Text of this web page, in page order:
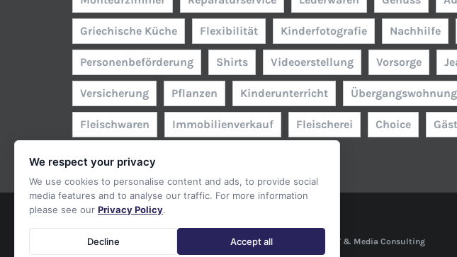
Griechische Küche Flexibilität Kinderfotografie Nachhilfe
Personenbeförderung Shirts Videoerstellung Vorsorge
Versicherung Pflanzen Kinderunterricht
Fleischwaren Immobilienverkauf Fleischerei Choice
2026 Ring Bargteheider Kaufleute e.V. | Webseite von freshWebs - IT & Media Consulting
We respect your privacy
We use cookies to personalise content and ads, to provide social
media features and to analyse our traffic. For more information
please see our Privacy Policy.
Accept all
Decline